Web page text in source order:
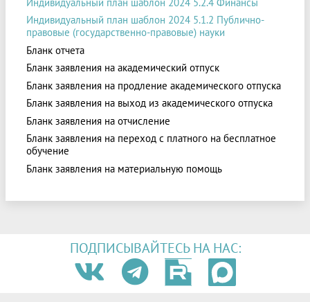
Индивидуальный план шаблон 2024 5.1.2 Публично-
правовые (государственно-правовые) науки
Бланк отчета
Бланк заявления на академический отпуск
Бланк заявления на продление академического отпуска
Бланк заявления на выход из академического отпуска
Бланк заявления на отчисление
Бланк заявления на переход с платного на бесплатное
обучение
Бланк заявления на материальную помощь
ПОДПИСЫВАЙТЕСЬ НА НАС: